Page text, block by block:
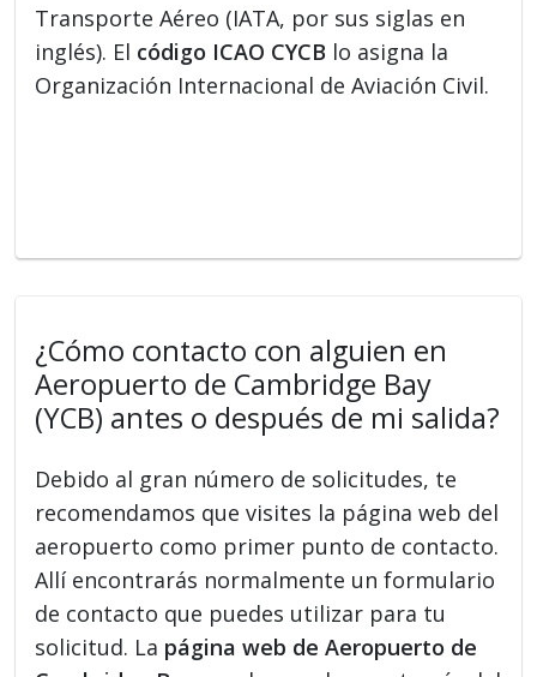
Transporte Aéreo (IATA, por sus siglas en
inglés). El código ICAO CYCB lo asigna la
Organización Internacional de Aviación Civil.
¿Cómo contacto con alguien en
Aeropuerto de Cambridge Bay
(YCB) antes o después de mi salida?
Debido al gran número de solicitudes, te
recomendamos que visites la página web del
aeropuerto como primer punto de contacto.
Allí encontrarás normalmente un formulario
de contacto que puedes utilizar para tu
solicitud. La página web de Aeropuerto de